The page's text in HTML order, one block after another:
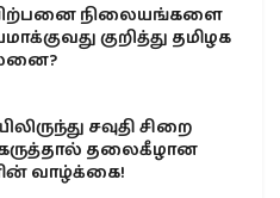
நிலையங்களை
குறித்து தமிழக
சவுதி சிறை
தலைகீழான
வாழ்க்கை!